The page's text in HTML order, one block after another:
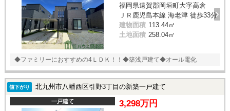
福岡県遠賀郡岡垣町大字高倉
ＪＲ鹿児島本線 海老津 徒歩33分
建物面積 113.44㎡
土地面積 258.04㎡
◆ファミリーにおすすめの4ＬＤＫ！！◆築浅戸建て◆オール電化
値下がり 北九州市八幡西区引野3丁目の新築一戸建て
一戸建て 3,298万円